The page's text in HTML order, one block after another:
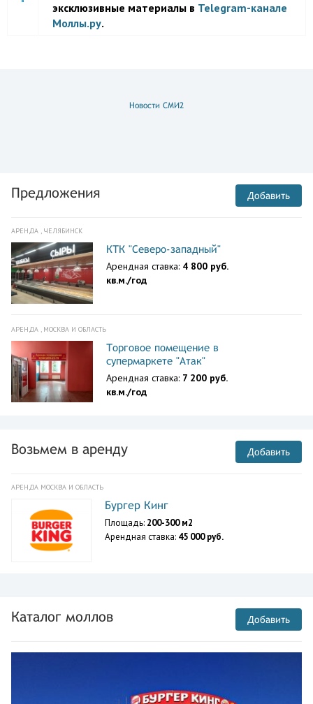
эксклюзивные материалы в Telegram-канале
Моллы.ру.
Новости СМИ2
Предложения Добавить
АРЕНДА , ЧЕЛЯБИНСК
КТК "Северо-западный"
Арендная ставка: 4 800 руб.
кв.м./год
АРЕНДА , МОСКВА И ОБЛАСТЬ
Торговое помещение в
супермаркете "Атак"
Арендная ставка: 7 200 руб.
кв.м./год
Возьмем в аренду Добавить
АРЕНДА МОСКВА И ОБЛАСТЬ
Бургер Кинг
Площадь: 200-300 м2
Арендная ставка: 45 000 руб.
Каталог моллов Добавить